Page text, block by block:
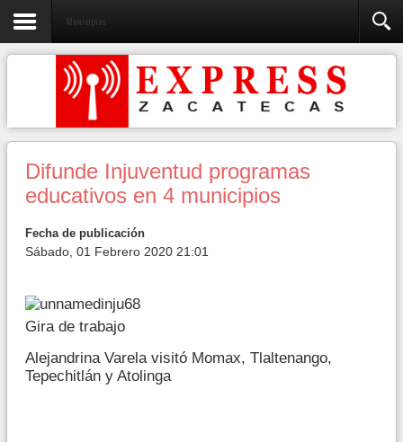
Municipios
Difunde Injuventud programas
educativos en 4 municipios
Fecha de publicación
Sábado, 01 Febrero 2020 21:01
Gira de trabajo
Alejandrina Varela visitó Momax, Tlaltenango,
Tepechitlán y Atolinga